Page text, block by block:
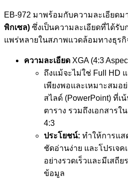
EB-972 มาพร้อมกับความละเอียดม
พิกเซล) ซึ่งเป็นความละเอียดที่ได้รั
แพร่หลายในสภาพแวดล้อมทางธุร
ความละเอียด XGA (4:3
ถึงแม้จะไม่ใช่ Full HD
เพียงพอและเหมาะสมอ
สไลด์ (PowerPoint) ที่เ
ตาราง รวมถึงเอกสาร
4:3
ประโยชน์: ทำให้การแ
ชัดอ่านง่าย และโปรเจ
อย่างรวดเร็วและมีเสถี
ข้อมูล